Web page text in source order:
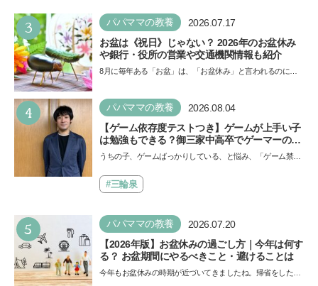
3 パパママの教養 2026.07.17
お盆は《祝日》じゃない？ 2026年のお盆休み
や銀行・役所の営業や交通機関情報も紹介
8月に毎年ある「お盆」は、「お盆休み」と言われるのに祝
盆…
4 パパママの教養 2026.08.04
【ゲーム依存度テストつき】ゲームが上手い子
は勉強もできる？御三家中高卒でゲーマーの医
師・阿部智史さんが教えるゲームしながら受験
うちの子、ゲームばっかりしている、と悩み、「ゲーム禁
も…
#三輪泉
5 パパママの教養 2026.07.20
【2026年版】お盆休みの過ごし方｜今年は何す
る？ お盆期間にやるべきこと・避けることは
今年もお盆休みの時期が近づいてきましたね。帰省をした